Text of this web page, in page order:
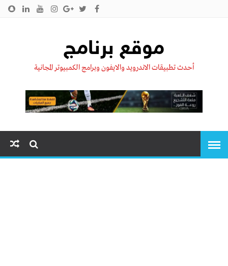
موقع برنامج
أحدث تطبيقات الاندرويد والايفون وبرامج الكمبيوتر المجانية